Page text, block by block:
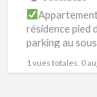
résidence pied
parking au
1 vues totales, 0